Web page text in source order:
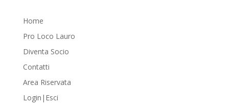
Home
Pro Loco Lauro
Diventa Socio
Contatti
Area Riservata
Login|Esci